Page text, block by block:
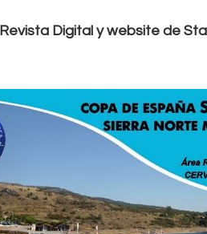
Revista Digital y website de